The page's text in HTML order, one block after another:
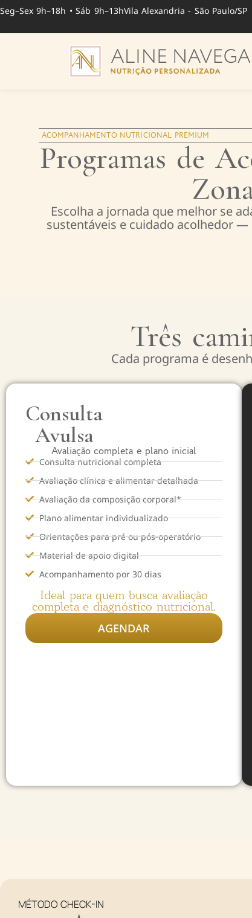
Seg–Sex 9h–18h • Sáb 9h–13hVila Alexandria - São Paulo/SP
ACOMPANHAMENTO NUTRICIONAL PREMIUM
Programas de
Escolha a jornada que melhor se
sustentáveis e cuidado acolhedor —
Três
Cada programa é
Consulta
Avulsa
Avaliação completa e plano inicial
Consulta nutricional completa
Avaliação clínica e alimentar detalhada
Avaliação da composição corporal*
Plano alimentar individualizado
Orientações para pré ou pós-operatório
Material de apoio digital
Acompanhamento por 30 dias
Ideal para quem busca avaliação
completa e diagnóstico nutricional.
AGENDAR
MÉTODO CHECK-IN